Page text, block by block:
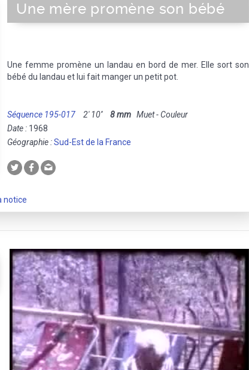
Une mère promène son bébé
Une femme promène un landau en bord de mer. Elle sort son
bébé du landau et lui fait manger un petit pot.
Séquence 195-017 2' 10'' 8 mm Muet - Couleur
Date : 1968
Géographie :Sud-Est de la France
notice